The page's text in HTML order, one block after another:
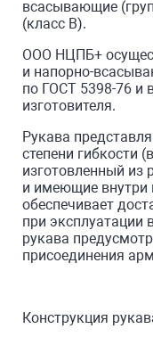
всасывающие
(класс В).
ООО НЦПБ+
и напорно-
по ГОСТ 5398-76 и
изготовителя.
Рукава
степени гибкости
изготовленный из
и имеющие внутри
обеспечивает
при эксплуатации
рукава
присоединения
Конструкция